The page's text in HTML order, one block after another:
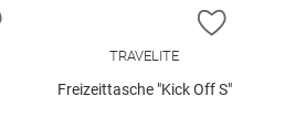
ZUR WUNSCHLISTE HINZUFÜGEN
ZUR
TRAVELITE
Freizeittasche "Kick Off S"